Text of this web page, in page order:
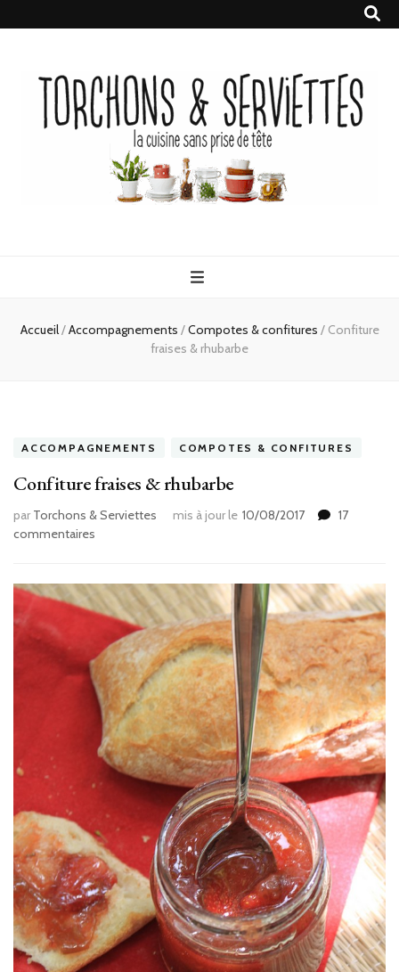
Serviettes
Accueil/Accompagnements /Compotes & confitures / Confiture
fraises & rhubarbe
ACCOMPAGNEMENTS COMPOTES & CONFITURES
Confiture fraises & rhubarbe
par Torchons & Serviettes mis à jour le 10/08/2017
17
commentaires
&
rhubarbe